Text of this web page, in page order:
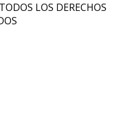
LOS DERECHOS